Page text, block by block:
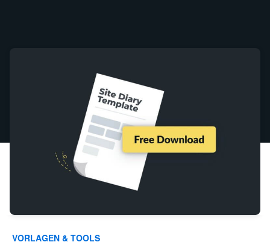
VORLAGEN & TOOLS